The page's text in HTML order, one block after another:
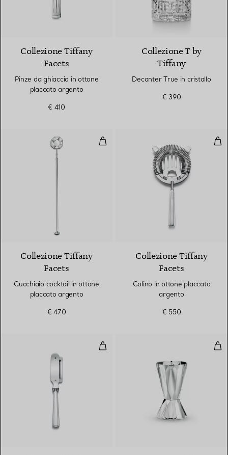
Collezione Tiffany
Facets
Pinze da ghiaccio in ottone
placcato argento
€ 410
Collezione T by
Tiffany
Decanter True in cristallo
€ 390
Cucchiaio cocktail in ottone
Collezione Tiffany
Facets
Cucchiaio cocktail in ottone
placcato argento
€ 470
Collezione Tiffany
Facets
Colino in ottone placcato
argento
€ 550
Pelapatate in ottone placcato